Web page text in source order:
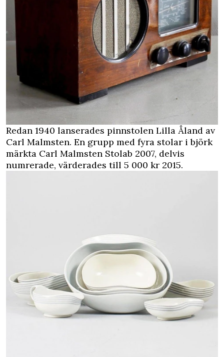
Redan 1940 lanserades pinnstolen Lilla Åland av
Carl Malmsten. En grupp med fyra stolar i björk
märkta Carl Malmsten Stolab 2007, delvis
numrerade, värderades till 5 000 kr 2015.